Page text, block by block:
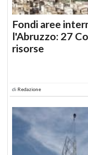
Fondi aree
l'Abruzzo: 27
risorse
di Redazione